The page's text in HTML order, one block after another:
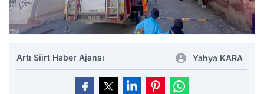
Artı Siirt Haber Ajansı Yahya KARA